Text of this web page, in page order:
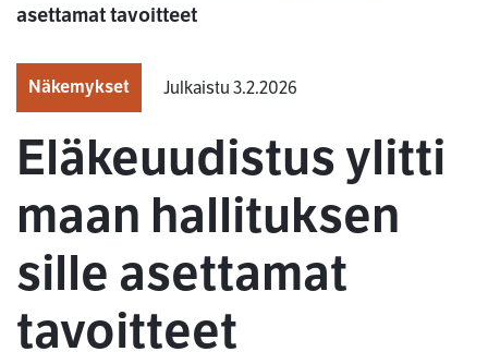
asettamat tavoitteet
Näkemykset Julkaistu 3.2.2026
Eläkeuudistus ylitti
maan hallituksen
sille asettamat
tavoitteet